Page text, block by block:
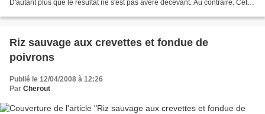
D'autant plus que le résultat ne s'est pas avéré décevant. Au contraire. Cette
Riz sauvage aux crevettes et fondue de
poivrons
Publié le 12/04/2008 à 12:26
Par Cherout